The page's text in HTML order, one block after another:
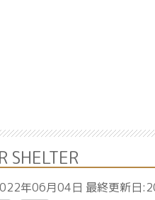
SHELTER
年06月04日 最終更新日